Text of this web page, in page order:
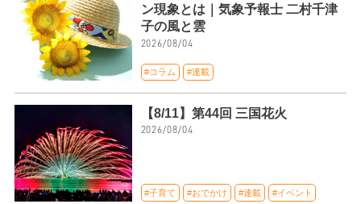
ン現象とは｜気象予報士 二村千津
子の風と雲
2026/08/04
#コラム #連載
【8/11】第44回 三国花火
2026/08/04
#子育て #おでかけ #連載 #イベント